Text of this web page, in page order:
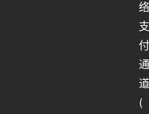
络
支
付
通
道
(